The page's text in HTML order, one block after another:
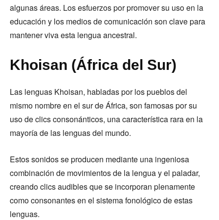
algunas áreas. Los esfuerzos por promover su uso en la
educación y los medios de comunicación son clave para
mantener viva esta lengua ancestral.
Khoisan (África del Sur)
Las lenguas Khoisan, habladas por los pueblos del
mismo nombre en el sur de África, son famosas por su
uso de clics consonánticos, una característica rara en la
mayoría de las lenguas del mundo.
Estos sonidos se producen mediante una ingeniosa
combinación de movimientos de la lengua y el paladar,
creando clics audibles que se incorporan plenamente
como consonantes en el sistema fonológico de estas
lenguas.